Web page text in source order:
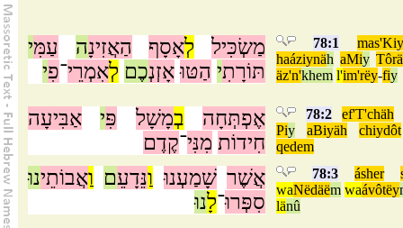
מַשְׂכִּיל לְאָסָף הַאֲזִינָה עַמִּי
תּוֹרָתִי הַטּוּ אָזְנְכֶם לְאִמְרֵי־פִי
78:1
haáziynäh aMiy
äz'n'khem l'im'rëy-fiy
אֶפְתְּחָה בְמָשָׁל פִּי
אַבִּיעָה
חִידוֹת מִנִּי־קֶדֶם
78:2
ef'T'chäh
Piy aBiyäh
chiydôt
qedem
אֲשֶׁר שָׁמַעְנוּ וַנֵּדָעֵם וַאֲבוֹתֵינוּ
סִפְּרוּ־לָנוּ
78:3 ásher
waNëdäëm waávôtëy
länû